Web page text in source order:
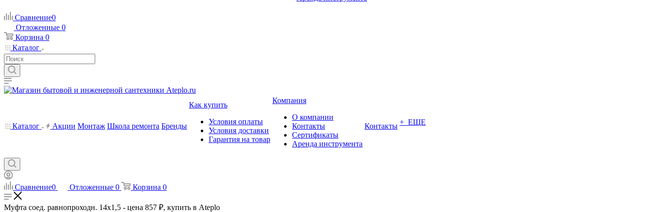
Сравнение0
Отложенные 0
Корзина 0
Каталог
Каталог Акции Монтаж Школа ремонта Бренды
Как купить
Условия оплаты
Условия доставки
Гарантия на товар
Компания
О компании
Контакты
Сертификаты
Аренда инструмента
Контакты + ЕЩЕ
Сравнение0 Отложенные 0 Корзина 0
Муфта соед. равнопроходн. 14x1,5 - цена 857 ₽, купить в Ateplo